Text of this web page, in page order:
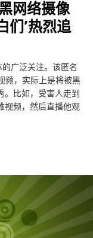
网络摄像
们’热烈追
广泛关注。该匿名
频，实际上是将被黑
。比如，受害人走到
视频，然后直播他观